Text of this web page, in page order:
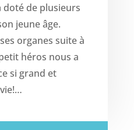
de plusieurs
jeune âge.
organes suite à
héros nous a
si grand et